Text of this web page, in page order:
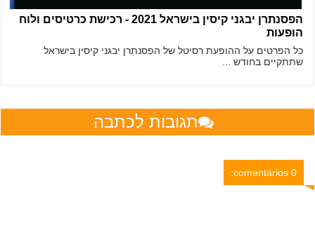
הפסנתרן יבגני קיסין בישראל 2021 - רכישת כרטיסים ולוח
הופעות
כל הפרטים על ההופעת רסיטל של הפסנתרן יבגני קיסין בישראל
שתתקיים בחודש ...
תגובות לכתבה
0 comentários: